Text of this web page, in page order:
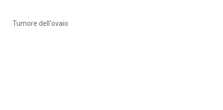
Tumore dell'ovaio